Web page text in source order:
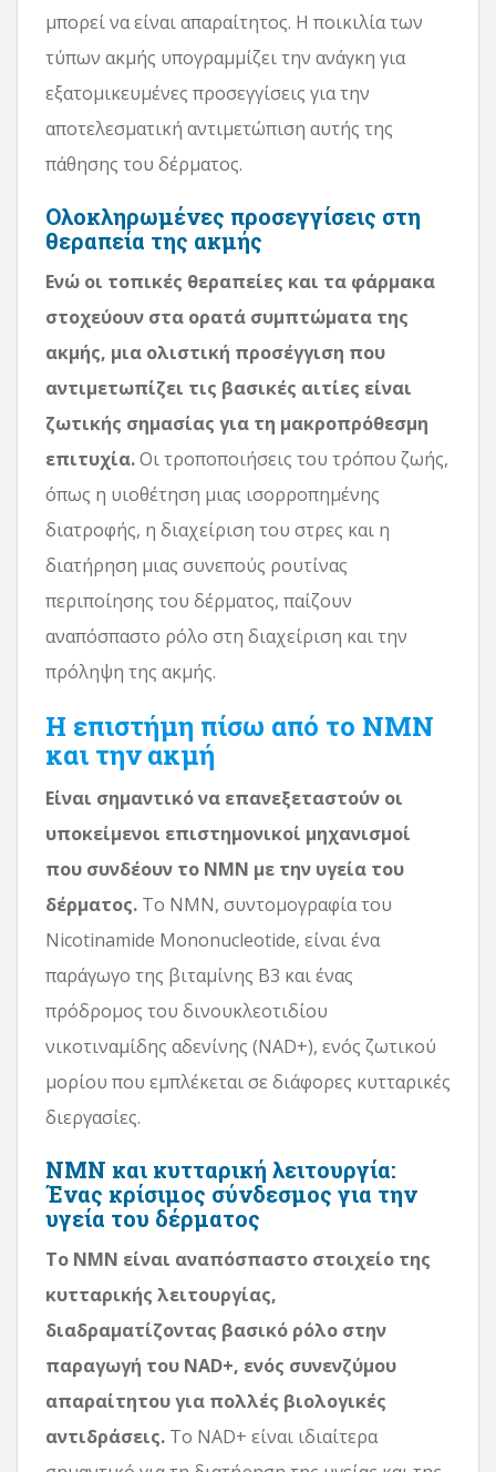
μπορεί να είναι απαραίτητος. Η ποικιλία των
τύπων ακμής υπογραμμίζει την ανάγκη για
εξατομικευμένες προσεγγίσεις για την
αποτελεσματική αντιμετώπιση αυτής της
πάθησης του δέρματος.
Ολοκληρωμένες προσεγγίσεις στη
θεραπεία της ακμής
Ενώ οι τοπικές θεραπείες και τα φάρμακα
στοχεύουν στα ορατά συμπτώματα της
ακμής, μια ολιστική προσέγγιση που
αντιμετωπίζει τις βασικές αιτίες είναι
ζωτικής σημασίας για τη μακροπρόθεσμη
επιτυχία.Οι τροποποιήσεις του τρόπου ζωής,
όπως η υιοθέτηση μιας ισορροπημένης
διατροφής, η διαχείριση του στρες και η
διατήρηση μιας συνεπούς ρουτίνας
περιποίησης του δέρματος, παίζουν
αναπόσπαστο ρόλο στη διαχείριση και την
πρόληψη της ακμής.
Η επιστήμη πίσω από το NMN
και την ακμή
Είναι σημαντικό να επανεξεταστούν οι
υποκείμενοι επιστημονικοί μηχανισμοί
που συνδέουν το NMN με την υγεία του
δέρματος. Το NMN, συντομογραφία του
Nicotinamide Mononucleotide, είναι ένα
παράγωγο της βιταμίνης B3 και ένας
πρόδρομος του δινουκλεοτιδίου
νικοτιναμίδης αδενίνης (NAD+), ενός ζωτικού
μορίου που εμπλέκεται σε διάφορες κυτταρικές
διεργασίες.
NMN και κυτταρική λειτουργία:
Ένας κρίσιμος σύνδεσμος για την
υγεία του δέρματος
Το NMN είναι αναπόσπαστο στοιχείο της
κυτταρικής λειτουργίας,
διαδραματίζοντας βασικό ρόλο στην
παραγωγή του NAD+, ενός συνενζύμου
απαραίτητου για πολλές βιολογικές
αντιδράσεις. Το NAD+ είναι ιδιαίτερα